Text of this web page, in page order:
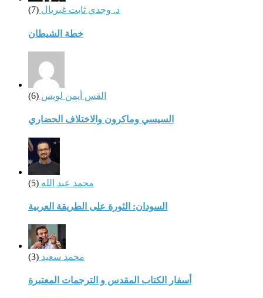
د. وجدي ثابت غبريال (7)
خطة الشيطان
القس أيمن لويس (6)
السيسي وماكرون والاختلاف الحضاري
محمد عبد الله (5)
السودان: الثورة على الطريقة العربية
محمد سعيد (3)
أسفار الكتاب المقدس و الترجمات المعتبرة